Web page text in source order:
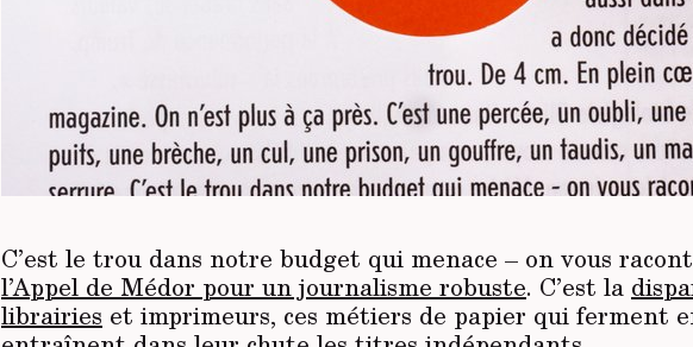
C’est le trou dans notre budget qui menace – on vous
l’Appel de Médor pour un journalisme robuste. C’est la
librairies et imprimeurs, ces métiers de papier qui ferment